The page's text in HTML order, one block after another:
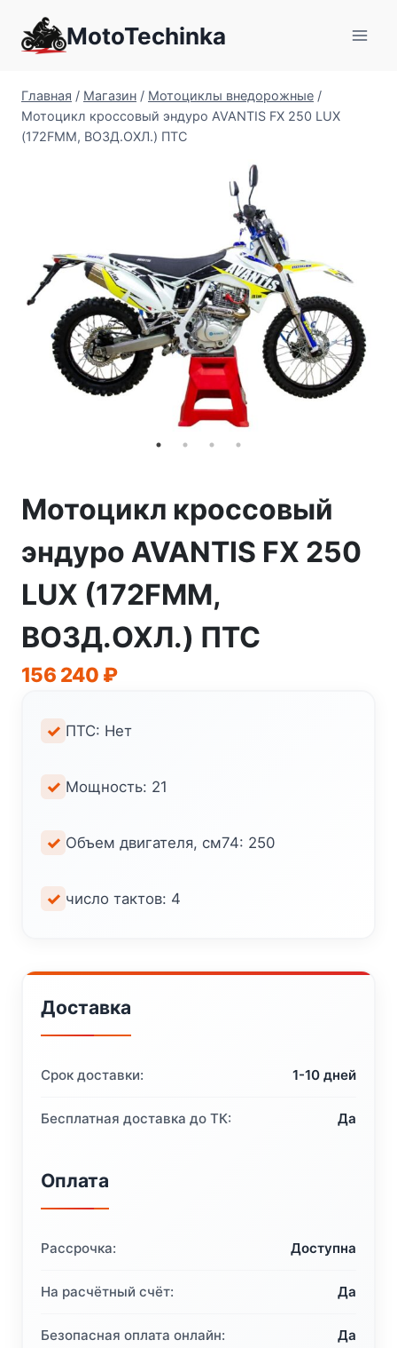
содержимому
MotoTechinka
Главная / Магазин / Мотоциклы внедорожные /
Мотоцикл кроссовый эндуро AVANTIS FX 250 LUX
(172FMM, ВОЗД.ОХЛ.) ПТС
Мотоцикл кроссовый
эндуро AVANTIS FX 250
LUX (172FMM,
ВОЗД.ОХЛ.) ПТС
156 240 ₽
ПТС: Нет
Мощность: 21
Объем двигателя, см74: 250
число тактов: 4
Доставка
Срок доставки: 1-10 дней
Бесплатная доставка до ТК: Да
Оплата
Рассрочка: Доступна
На расчётный счёт: Да
Безопасная оплата онлайн: Да